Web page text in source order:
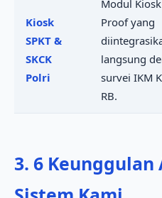
Kiosk
SPKT &
SKCK
Polri
Modul
Proof yang
langsung
survei IKM
RB.
3. 6